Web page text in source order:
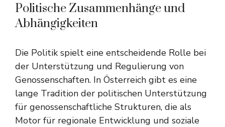
Politische Zusammenhänge und
Abhängigkeiten
Die Politik spielt eine entscheidende Rolle bei
der Unterstützung und Regulierung von
Genossenschaften. In Österreich gibt es eine
lange Tradition der politischen Unterstützung
für genossenschaftliche Strukturen, die als
Motor für regionale Entwicklung und soziale